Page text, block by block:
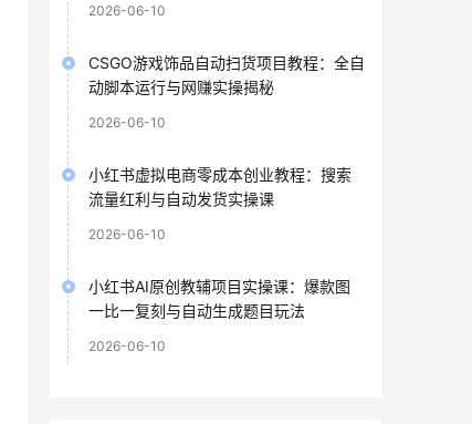
2026-06-10
CSGO游戏饰品自动扫货项目教程：全自
动脚本运行与网赚实操揭秘
2026-06-10
小红书虚拟电商零成本创业教程：搜索
流量红利与自动发货实操课
2026-06-10
小红书AI原创教辅项目实操课：爆款图
一比一复刻与自动生成题目玩法
2026-06-10